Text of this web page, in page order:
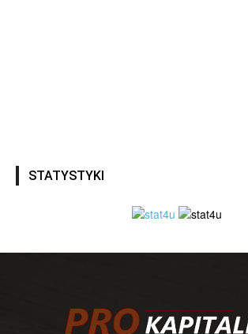
STATYSTYKI